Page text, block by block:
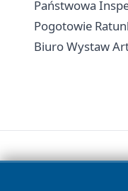
Państwowa
Pogotowie
Biuro Wystaw